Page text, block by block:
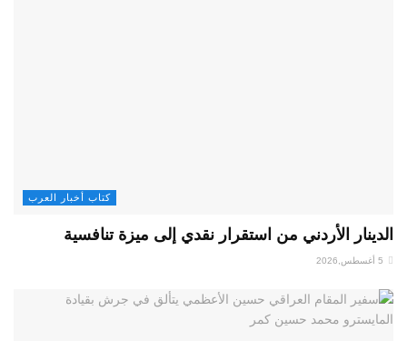
كتاب أخبار العرب
الدينار الأردني من استقرار نقدي إلى ميزة تنافسية